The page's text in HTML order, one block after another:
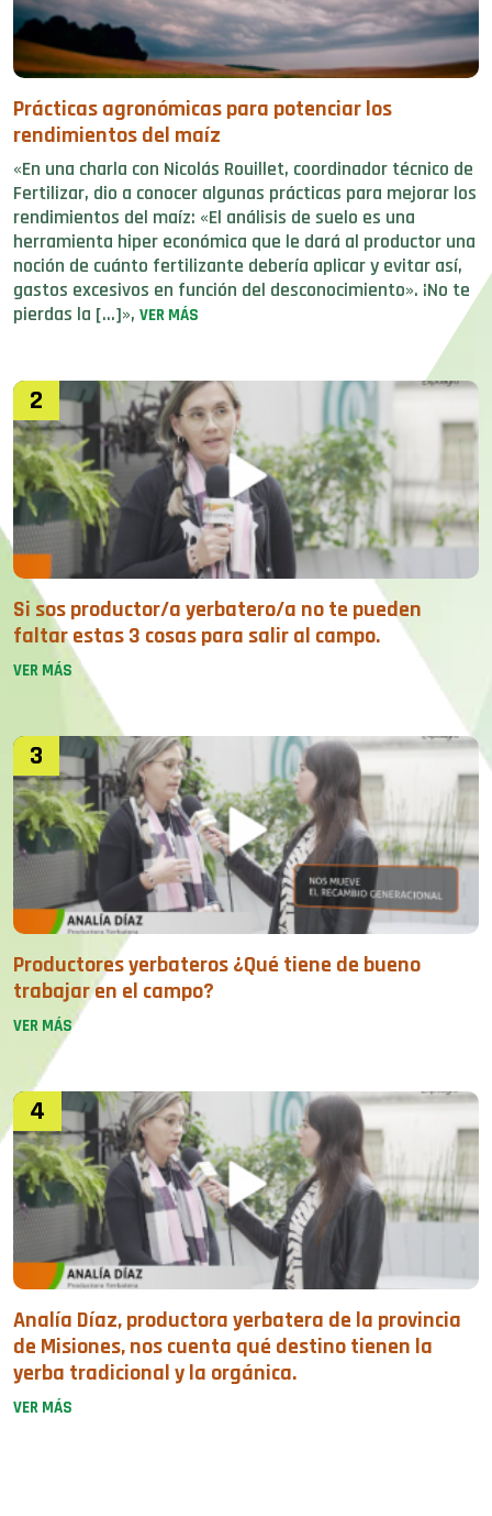
Prácticas agronómicas para potenciar los
rendimientos del maíz
«En una charla con Nicolás Rouillet, coordinador técnico de
Fertilizar, dio a conocer algunas prácticas para mejorar los
rendimientos del maíz: «El análisis de suelo es una
herramienta hiper económica que le dará al productor una
noción de cuánto fertilizante debería aplicar y evitar así,
gastos excesivos en función del desconocimiento». ¡No te
pierdas la […]», VER MÁS
2
Si sos productor/a yerbatero/a no te pueden
faltar estas 3 cosas para salir al campo.
VER MÁS
3
Productores yerbateros ¿Qué tiene de bueno
trabajar en el campo?
VER MÁS
4
Analía Díaz, productora yerbatera de la provincia
de Misiones, nos cuenta qué destino tienen la
yerba tradicional y la orgánica.
VER MÁS